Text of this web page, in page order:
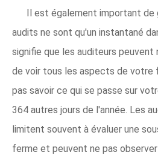
Il est également important de
audits ne sont qu'un instantané
signifie que les auditeurs peuvent
de voir tous les aspects de votre
pas savoir ce qui se passe sur
364 autres jours de l'année. Les
limitent souvent à évaluer une
ferme et peuvent ne pas